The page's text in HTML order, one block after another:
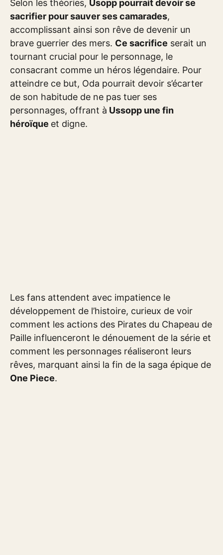
Selon les théories, Usopp pourrait devoir se
sacrifier pour sauver ses camarades,
accomplissant ainsi son rêve de devenir un
brave guerrier des mers. Ce sacrifice serait un
tournant crucial pour le personnage, le
consacrant comme un héros légendaire. Pour
atteindre ce but, Oda pourrait devoir s’écarter
de son habitude de ne pas tuer ses
personnages, offrant à Ussopp une fin
héroïque et digne.
Les fans attendent avec impatience le
développement de l’histoire, curieux de voir
comment les actions des Pirates du Chapeau de
Paille influenceront le dénouement de la série et
comment les personnages réaliseront leurs
rêves, marquant ainsi la fin de la saga épique de
One Piece.